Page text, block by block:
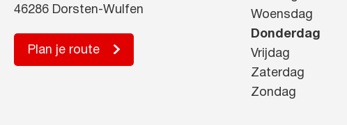
46286 Dorsten-Wulfen
Plan je route
Woensdag
Donderdag
Vrijdag
Zaterdag
Zondag